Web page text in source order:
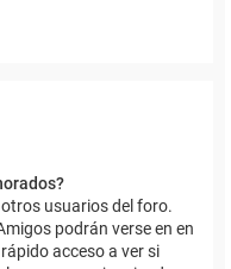
usuarios del foro.
podrán verse en en
acceso a ver si